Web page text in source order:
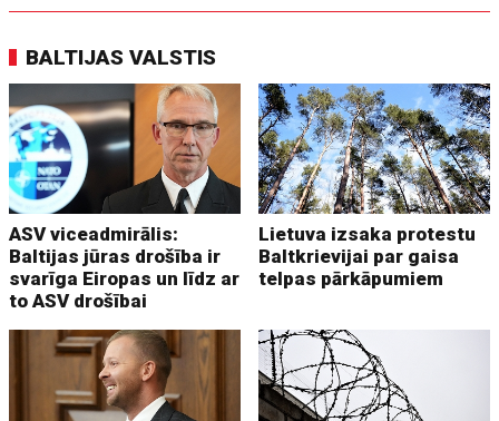
BALTIJAS VALSTIS
ASV viceadmirālis:
Baltijas jūras drošība ir
svarīga Eiropas un līdz ar
to ASV drošībai
Lietuva izsaka protestu
Baltkrievijai par gaisa
telpas pārkāpumiem